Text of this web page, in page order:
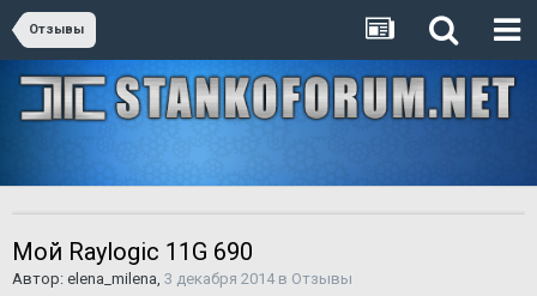
Отзывы
Мой Raylogic 11G 690
Автор: elena_milena, 3 декабря 2014в Отзывы